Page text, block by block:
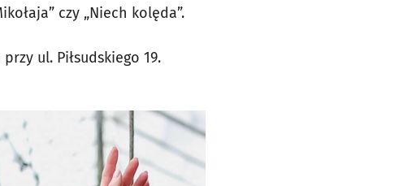
czy „Niech kolęda”.
ul. Piłsudskiego 19.